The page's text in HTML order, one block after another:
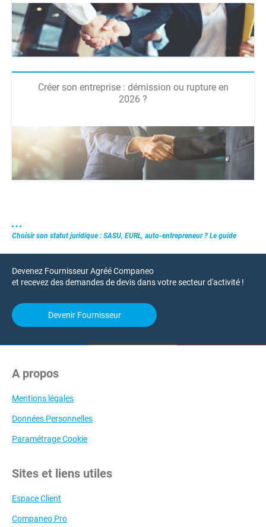
Créer son entreprise : démission ou rupture en
2026 ?
Choisir son statut juridique : SASU, EURL, auto-entrepreneur ? Le guide
Devenez Fournisseur Agréé Companeo
et recevez des demandes de devis dans votre secteur d'activité !
Devenir Fournisseur
A propos
Mentions légales
Données Personnelles
Paramétrage Cookie
Sites et liens utiles
Espace Client
Companeo Pro